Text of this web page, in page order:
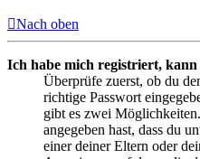
Nach oben
Ich habe mich registriert,
Überprüfe zuerst, ob du
richtige Passwort
gibt es zwei
angegeben hast, dass du
einer deiner Eltern oder